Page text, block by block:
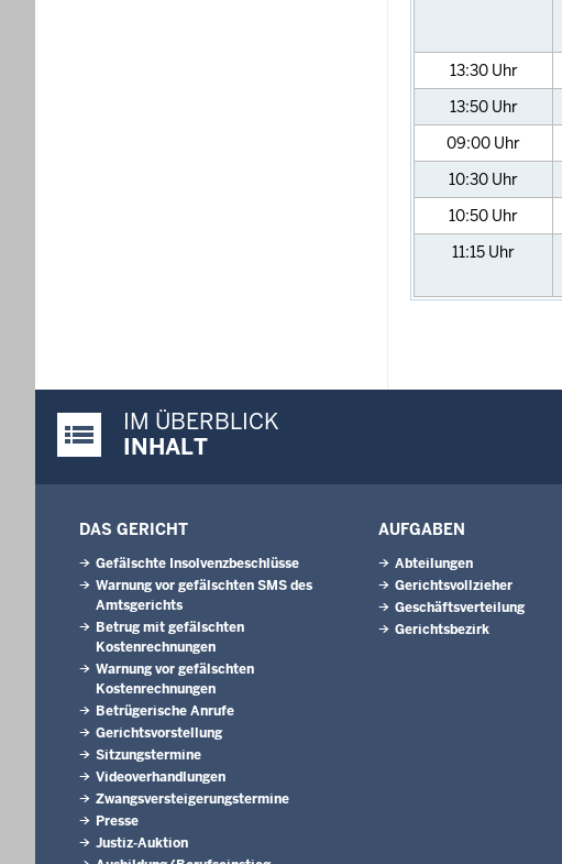
13:30 Uhr
13:50 Uhr
09:00 Uhr
10:30 Uhr
10:50 Uhr
11:15 Uhr
Justiz-Portal im Überblick:
IM ÜBERBLICK
INHALT
DAS GERICHT
Gefälschte Insolvenzbeschlüsse
Warnung vor gefälschten SMS des
Amtsgerichts
Betrug mit gefälschten
Kostenrechnungen
Warnung vor gefälschten
Kostenrechnungen
Betrügerische Anrufe
Gerichtsvorstellung
Sitzungstermine
Videoverhandlungen
Zwangsversteigerungs­termine
Presse
Justiz-Auktion
AUFGABEN
Abteilungen
Gerichtsvollzieher
Geschäftsverteilung
Gerichtsbezirk